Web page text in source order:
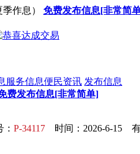
季作息） 免费发布信息[非常简
服务信息便民资讯 发布信息
费发布信息[非常简单]
P-34117时间：2026-6-15